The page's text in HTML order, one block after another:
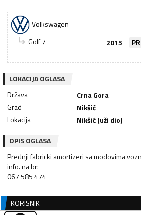
Volkswagen
Golf 7
2015
LOKACIJA OGLASA
Država
Crna Gora
Grad
Nikšić
Lokacija
Nikšić (uži dio)
OPIS OGLASA
Prednji fabricki amortizeri sa modovima
info. na br:
067 585 474
KORISNIK